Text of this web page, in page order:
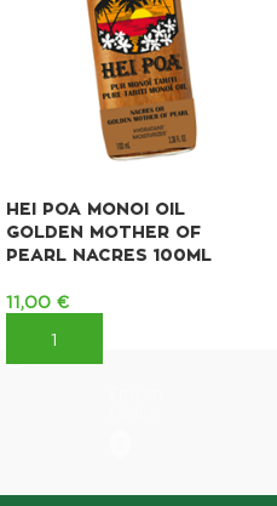
HEI POA MONOI OIL
GOLDEN MOTHER OF
PEARL NACRES 100ML
11,00 €
ΠΡΟΣΘΉΚΗ ΣΤΟ ΚΑΛΆΘΙ